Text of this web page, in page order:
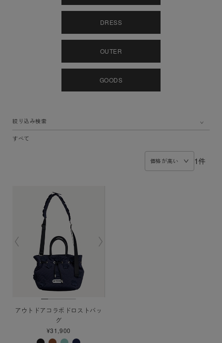
DRESS
OUTER
GOODS
絞り込み検索
すべて
1件
価格が高い
アウトドアコラボドロストバッ
グ
¥31,900